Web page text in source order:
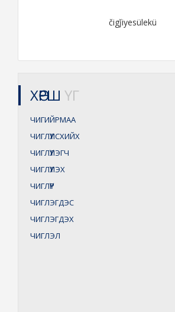
čigǰiyesülekü
ХӨРШ ҮГ
ЧИГИЙРМАА
ЧИГЛҮҮЛСХИЙХ
ЧИГЛҮҮЛЭГЧ
ЧИГЛҮҮЛЭХ
ЧИГЛҮҮР
ЧИГЛЭГДЭС
ЧИГЛЭГДЭХ
ЧИГЛЭЛ